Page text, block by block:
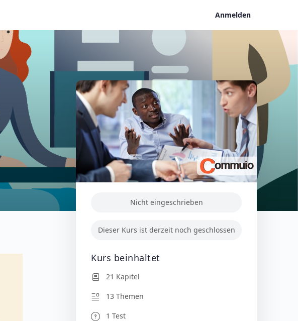
Anmelden
Nicht eingeschrieben
Dieser Kurs ist derzeit noch geschlossen
Kurs beinhaltet
21 Kapitel
13 Themen
1 Test